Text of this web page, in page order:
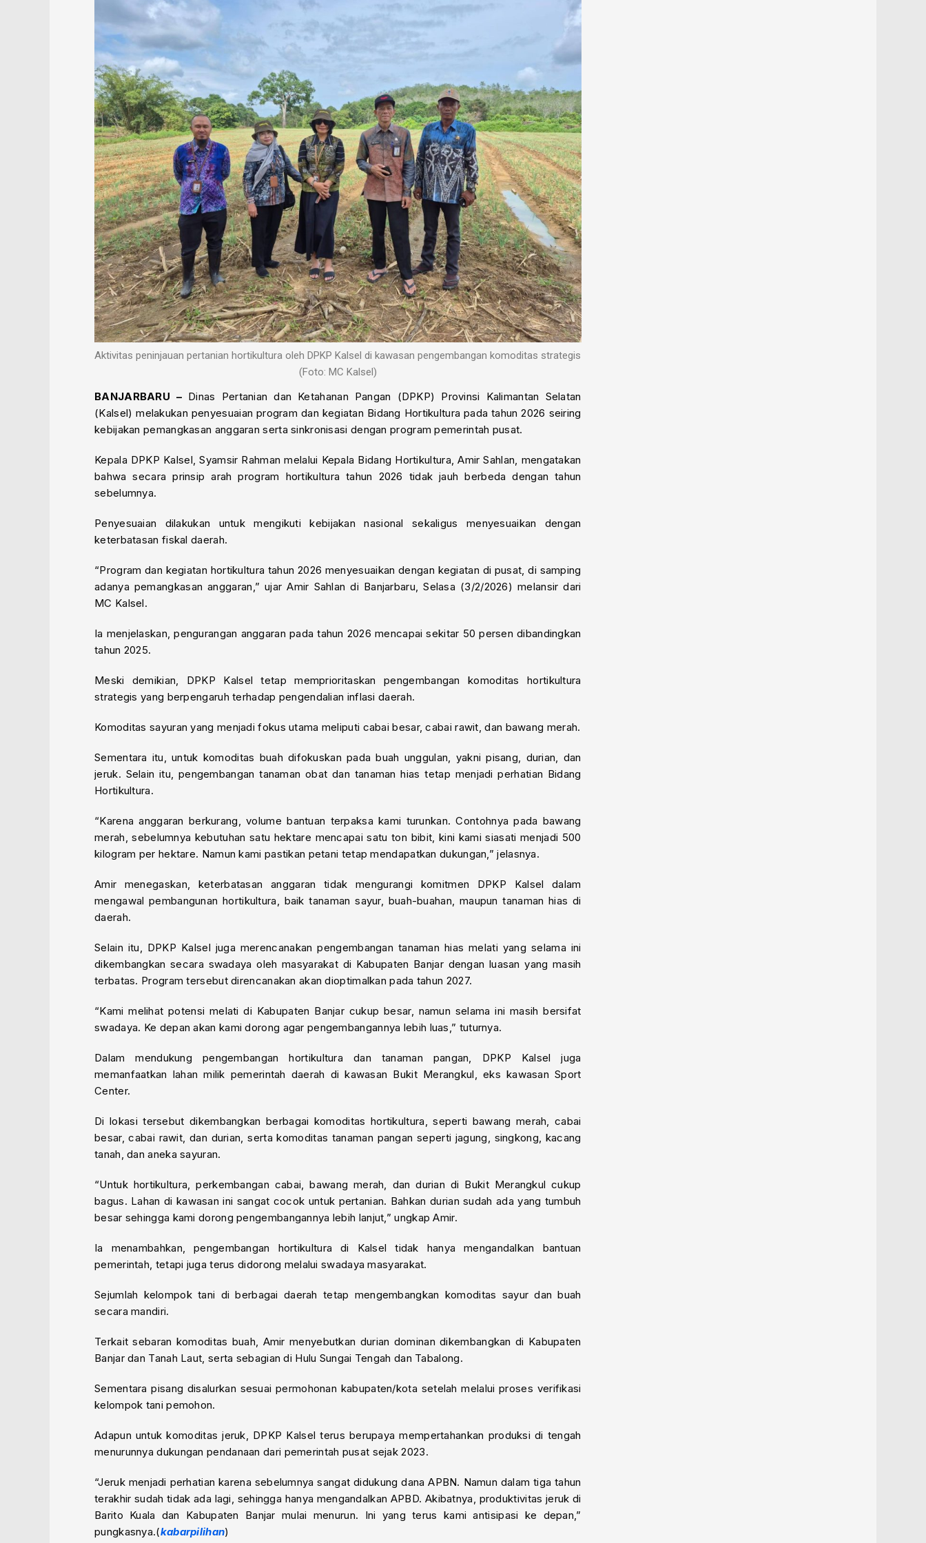
Aktivitas peninjauan pertanian hortikultura oleh DPKP Kalsel di kawasan pengembangan komoditas strategis
(Foto: MC Kalsel)
BANJARBARU – Dinas Pertanian dan Ketahanan Pangan (DPKP) Provinsi Kalimantan Selatan
(Kalsel) melakukan penyesuaian program dan kegiatan Bidang Hortikultura pada tahun 2026 seiring
kebijakan pemangkasan anggaran serta sinkronisasi dengan program pemerintah pusat.
Kepala DPKP Kalsel, Syamsir Rahman melalui Kepala Bidang Hortikultura, Amir Sahlan, mengatakan
bahwa secara prinsip arah program hortikultura tahun 2026 tidak jauh berbeda dengan tahun
sebelumnya.
Penyesuaian dilakukan untuk mengikuti kebijakan nasional sekaligus menyesuaikan dengan
keterbatasan fiskal daerah.
“Program dan kegiatan hortikultura tahun 2026 menyesuaikan dengan kegiatan di pusat, di samping
adanya pemangkasan anggaran,” ujar Amir Sahlan di Banjarbaru, Selasa (3/2/2026) melansir dari
MC Kalsel.
Ia menjelaskan, pengurangan anggaran pada tahun 2026 mencapai sekitar 50 persen dibandingkan
tahun 2025.
Meski demikian, DPKP Kalsel tetap memprioritaskan pengembangan komoditas hortikultura
strategis yang berpengaruh terhadap pengendalian inflasi daerah.
Komoditas sayuran yang menjadi fokus utama meliputi cabai besar, cabai rawit, dan bawang merah.
Sementara itu, untuk komoditas buah difokuskan pada buah unggulan, yakni pisang, durian, dan
jeruk. Selain itu, pengembangan tanaman obat dan tanaman hias tetap menjadi perhatian Bidang
Hortikultura.
“Karena anggaran berkurang, volume bantuan terpaksa kami turunkan. Contohnya pada bawang
merah, sebelumnya kebutuhan satu hektare mencapai satu ton bibit, kini kami siasati menjadi 500
kilogram per hektare. Namun kami pastikan petani tetap mendapatkan dukungan,” jelasnya.
Amir menegaskan, keterbatasan anggaran tidak mengurangi komitmen DPKP Kalsel dalam
mengawal pembangunan hortikultura, baik tanaman sayur, buah-buahan, maupun tanaman hias di
daerah.
Selain itu, DPKP Kalsel juga merencanakan pengembangan tanaman hias melati yang selama ini
dikembangkan secara swadaya oleh masyarakat di Kabupaten Banjar dengan luasan yang masih
terbatas. Program tersebut direncanakan akan dioptimalkan pada tahun 2027.
“Kami melihat potensi melati di Kabupaten Banjar cukup besar, namun selama ini masih bersifat
swadaya. Ke depan akan kami dorong agar pengembangannya lebih luas,” tuturnya.
Dalam mendukung pengembangan hortikultura dan tanaman pangan, DPKP Kalsel juga
memanfaatkan lahan milik pemerintah daerah di kawasan Bukit Merangkul, eks kawasan Sport
Center.
Di lokasi tersebut dikembangkan berbagai komoditas hortikultura, seperti bawang merah, cabai
besar, cabai rawit, dan durian, serta komoditas tanaman pangan seperti jagung, singkong, kacang
tanah, dan aneka sayuran.
“Untuk hortikultura, perkembangan cabai, bawang merah, dan durian di Bukit Merangkul cukup
bagus. Lahan di kawasan ini sangat cocok untuk pertanian. Bahkan durian sudah ada yang tumbuh
besar sehingga kami dorong pengembangannya lebih lanjut,” ungkap Amir.
Ia menambahkan, pengembangan hortikultura di Kalsel tidak hanya mengandalkan bantuan
pemerintah, tetapi juga terus didorong melalui swadaya masyarakat.
Sejumlah kelompok tani di berbagai daerah tetap mengembangkan komoditas sayur dan buah
secara mandiri.
Terkait sebaran komoditas buah, Amir menyebutkan durian dominan dikembangkan di Kabupaten
Banjar dan Tanah Laut, serta sebagian di Hulu Sungai Tengah dan Tabalong.
Sementara pisang disalurkan sesuai permohonan kabupaten/kota setelah melalui proses verifikasi
kelompok tani pemohon.
Adapun untuk komoditas jeruk, DPKP Kalsel terus berupaya mempertahankan produksi di tengah
menurunnya dukungan pendanaan dari pemerintah pusat sejak 2023.
“Jeruk menjadi perhatian karena sebelumnya sangat didukung dana APBN. Namun dalam tiga tahun
terakhir sudah tidak ada lagi, sehingga hanya mengandalkan APBD. Akibatnya, produktivitas jeruk di
Barito Kuala dan Kabupaten Banjar mulai menurun. Ini yang terus kami antisipasi ke depan,”
pungkasnya.(kabarpilihan)